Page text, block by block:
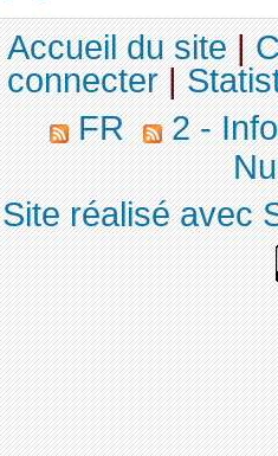
Accueil du site|
connecter|
FR
2 -
Site réalisé avec